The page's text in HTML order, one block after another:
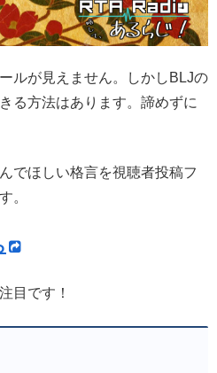
ルが見えません。しかしBLJの
る方法はあります。諦めずに
でほしい格言を視聴者投稿フ
。
目です！